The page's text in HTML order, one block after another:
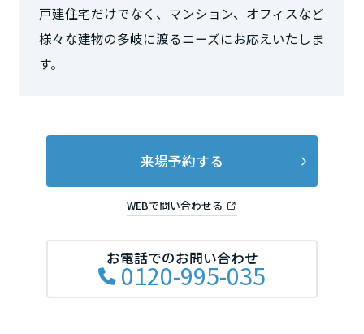
戸建住宅だけでなく、マンション、オフィスなど
様々な建物の多岐に渡るニーズにお応えいたしま
す。
来場予約する
WEBで問い合わせる
お電話でのお問い合わせ
0120-995-035
静岡県
滋賀県
京都府